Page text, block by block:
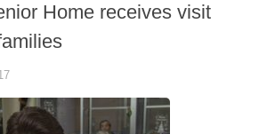
Home receives visit